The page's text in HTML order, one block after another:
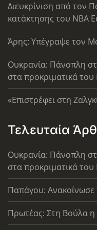
Διευκρίνιση από τον
κατάκτησης του ΝΒΑ
Άρης: Υπέγραψε τον
Ουκρανία: Πάνοπλη
στα προκριματικά
«Επιστρέφει στη
Τελευταία
Ουκρανία: Πάνοπλη
στα προκριματικά
Παπάγου:
Πρωτέας: Στη Βούλα η